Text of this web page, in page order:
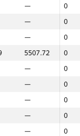
— 0
— 0
— 0
5507.72 0
— 0
— 0
— 0
— 0
— 0
Total